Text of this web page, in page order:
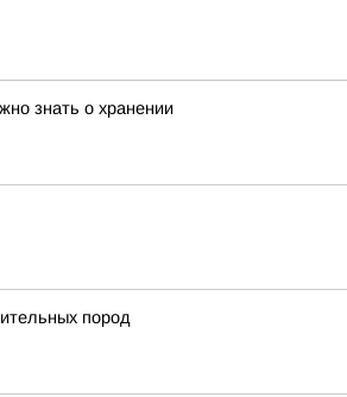
знать о хранении
пород